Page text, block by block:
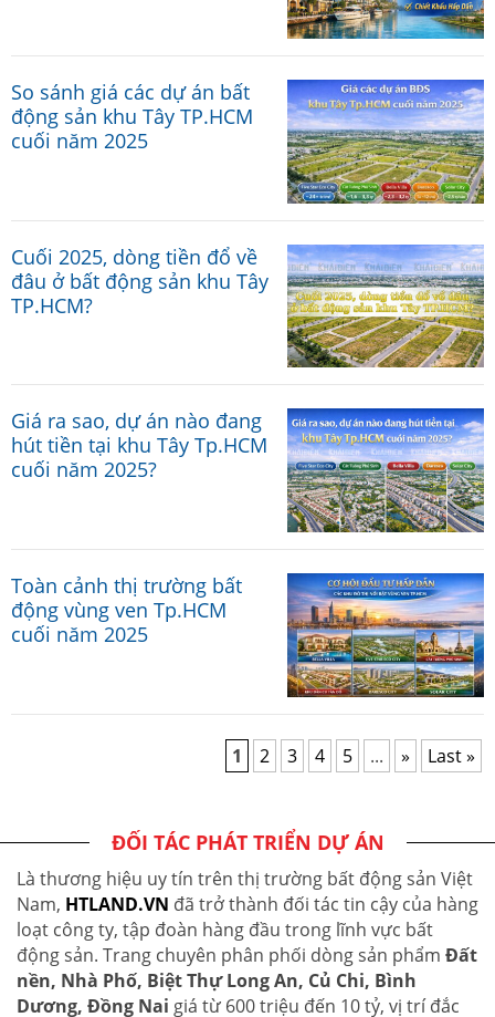
So sánh giá các dự án bất
động sản khu Tây TP.HCM
cuối năm 2025
Cuối 2025, dòng tiền đổ về
đâu ở bất động sản khu Tây
TP.HCM?
Giá ra sao, dự án nào đang
hút tiền tại khu Tây Tp.HCM
cuối năm 2025?
Toàn cảnh thị trường bất
động vùng ven Tp.HCM
cuối năm 2025
1 2 3 4 5 ... » Last »
ĐỐI TÁC PHÁT TRIỂN DỰ ÁN
Là thương hiệu uy tín trên thị trường bất động sản Việt
Nam, HTLAND.VN đã trở thành đối tác tin cậy của hàng
loạt công ty, tập đoàn hàng đầu trong lĩnh vực bất
động sản. Trang chuyên phân phối dòng sản phẩm Đất
nền, Nhà Phố, Biệt Thự Long An, Củ Chi, Bình
Dương, Đồng Nai giá từ 600 triệu đến 10 tỷ, vị trí đắc